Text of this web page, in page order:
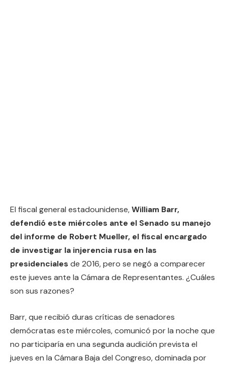
El fiscal general estadounidense,William Barr,
defendió este miércoles ante el Senado su manejo
del informe de Robert Mueller, el fiscal encargado
de investigar la injerencia rusa en las
presidenciales de 2016, pero se negó a comparecer
este jueves ante la Cámara de Representantes. ¿Cuáles
son sus razones?
Barr, que recibió duras críticas de senadores
demócratas este miércoles, comunicó por la noche que
no participaría en una segunda audición prevista el
jueves en la Cámara Baja del Congreso, dominada por